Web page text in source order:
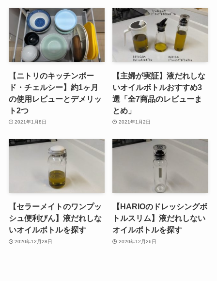
【ニトリのキッチンボー
ド・チェルシー】約1ヶ月
の使用レビューとデメリッ
ト2つ
2021年1月8日
【主婦が実証】液だれしな
いオイルボトルおすすめ3
選「全7商品のレビューま
とめ」
2021年1月2日
【セラーメイトのワンプッ
シュ便利びん】液だれしな
いオイルボトルを探す
2020年12月28日
【HARIOのドレッシングボ
トルスリム】液だれしない
オイルボトルを探す
2020年12月26日